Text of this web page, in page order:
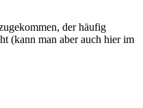
der häufig
(kann man aber auch hier im